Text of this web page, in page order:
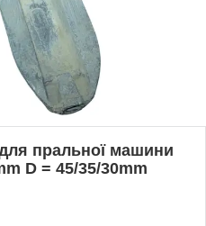
пральної машини
D = 45/35/30mm